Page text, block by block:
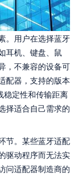
。用户在选择蓝牙
耳机、键盘、鼠
，不兼容的设备可
配器，支持的版本
稳定性和传输距离
择适合自己需求的
节。某些蓝牙适配
驱动程序而无法实
问适配器制造商的